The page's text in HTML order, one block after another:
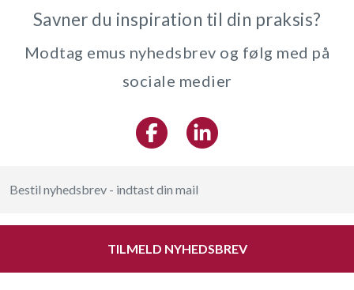
Savner du inspiration til din praksis?
Modtag emus nyhedsbrev og følg med på
sociale medier
TILMELD NYHEDSBREV